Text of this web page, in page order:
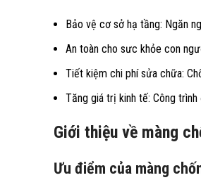
Bảo vệ cơ sở hạ tầng: Ngăn
An toàn cho sưc khỏe con
Tiết kiệm chi phí sửa chữa:
Tăng giá trị kinh tế: Công
Giới thiệu về màng
Ưu điểm của màng